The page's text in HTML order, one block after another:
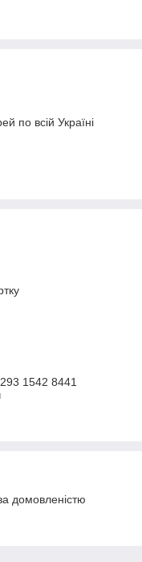
по всій Україні
1542 8441
домовленістю